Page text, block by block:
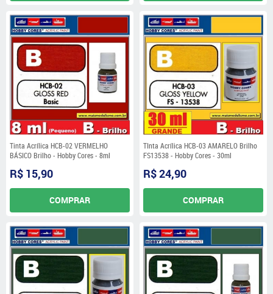
Tinta Acrílica HCB-02 VERMELHO
BÁSICO Brilho - Hobby Cores - 8ml
R$ 15,90
COMPRAR
TInta Acrílica HCB-03 AMARELO Brilho
FS13538 - Hobby Cores - 30ml
R$ 24,90
COMPRAR